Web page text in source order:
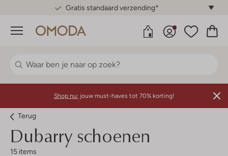
Gratis standaard verzending*
Menu
Shop nu: jouw must-haves tot 70% korting!
Terug
Dubarry schoenen
15 items